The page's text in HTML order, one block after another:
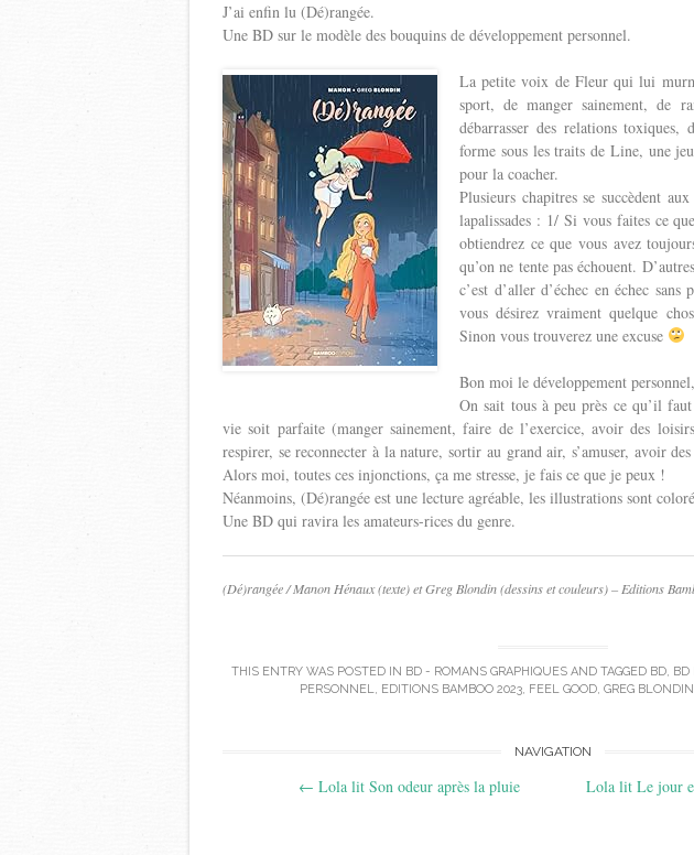
J’ai enfin lu (Dé)rangée.
Une BD sur le modèle des bouquins de développement personnel.
La petite voix de Fleur qui lui
sport, de manger sainement, de
débarrasser des relations
forme sous les traits de Line, une
pour la coacher.
Plusieurs chapitres se succèdent
lapalissades : 1/ Si vous faites ce
obtiendrez ce que vous avez
qu’on ne tente pas échouent.
c’est d’aller d’échec en échec
vous désirez vraiment quelque
Sinon vous trouverez une excuse
Bon moi le développement
On sait tous à peu près ce qu’il
vie soit parfaite (manger sainement, faire de l’exercice, avoir des
respirer, se reconnecter à la nature, sortir au grand air, s’amuser, avoir
Alors moi, toutes ces injonctions, ça me stresse, je fais ce que je peux !
Néanmoins, (Dé)rangée est une lecture agréable, les illustrations sont
Une BD qui ravira les amateurs-rices du genre.
(Dé)rangée / Manon Hénaux (texte) et Greg Blondin (dessins et couleurs) – Editions
THIS ENTRY WAS POSTED IN BD - ROMANS GRAPHIQUES AND TAGGED BD, BD
PERSONNEL, EDITIONS BAMBOO 2023, FEEL GOOD, GREG BLONDIN
NAVIGATION
← Lola lit Son odeur après la pluie Lola lit Le jour